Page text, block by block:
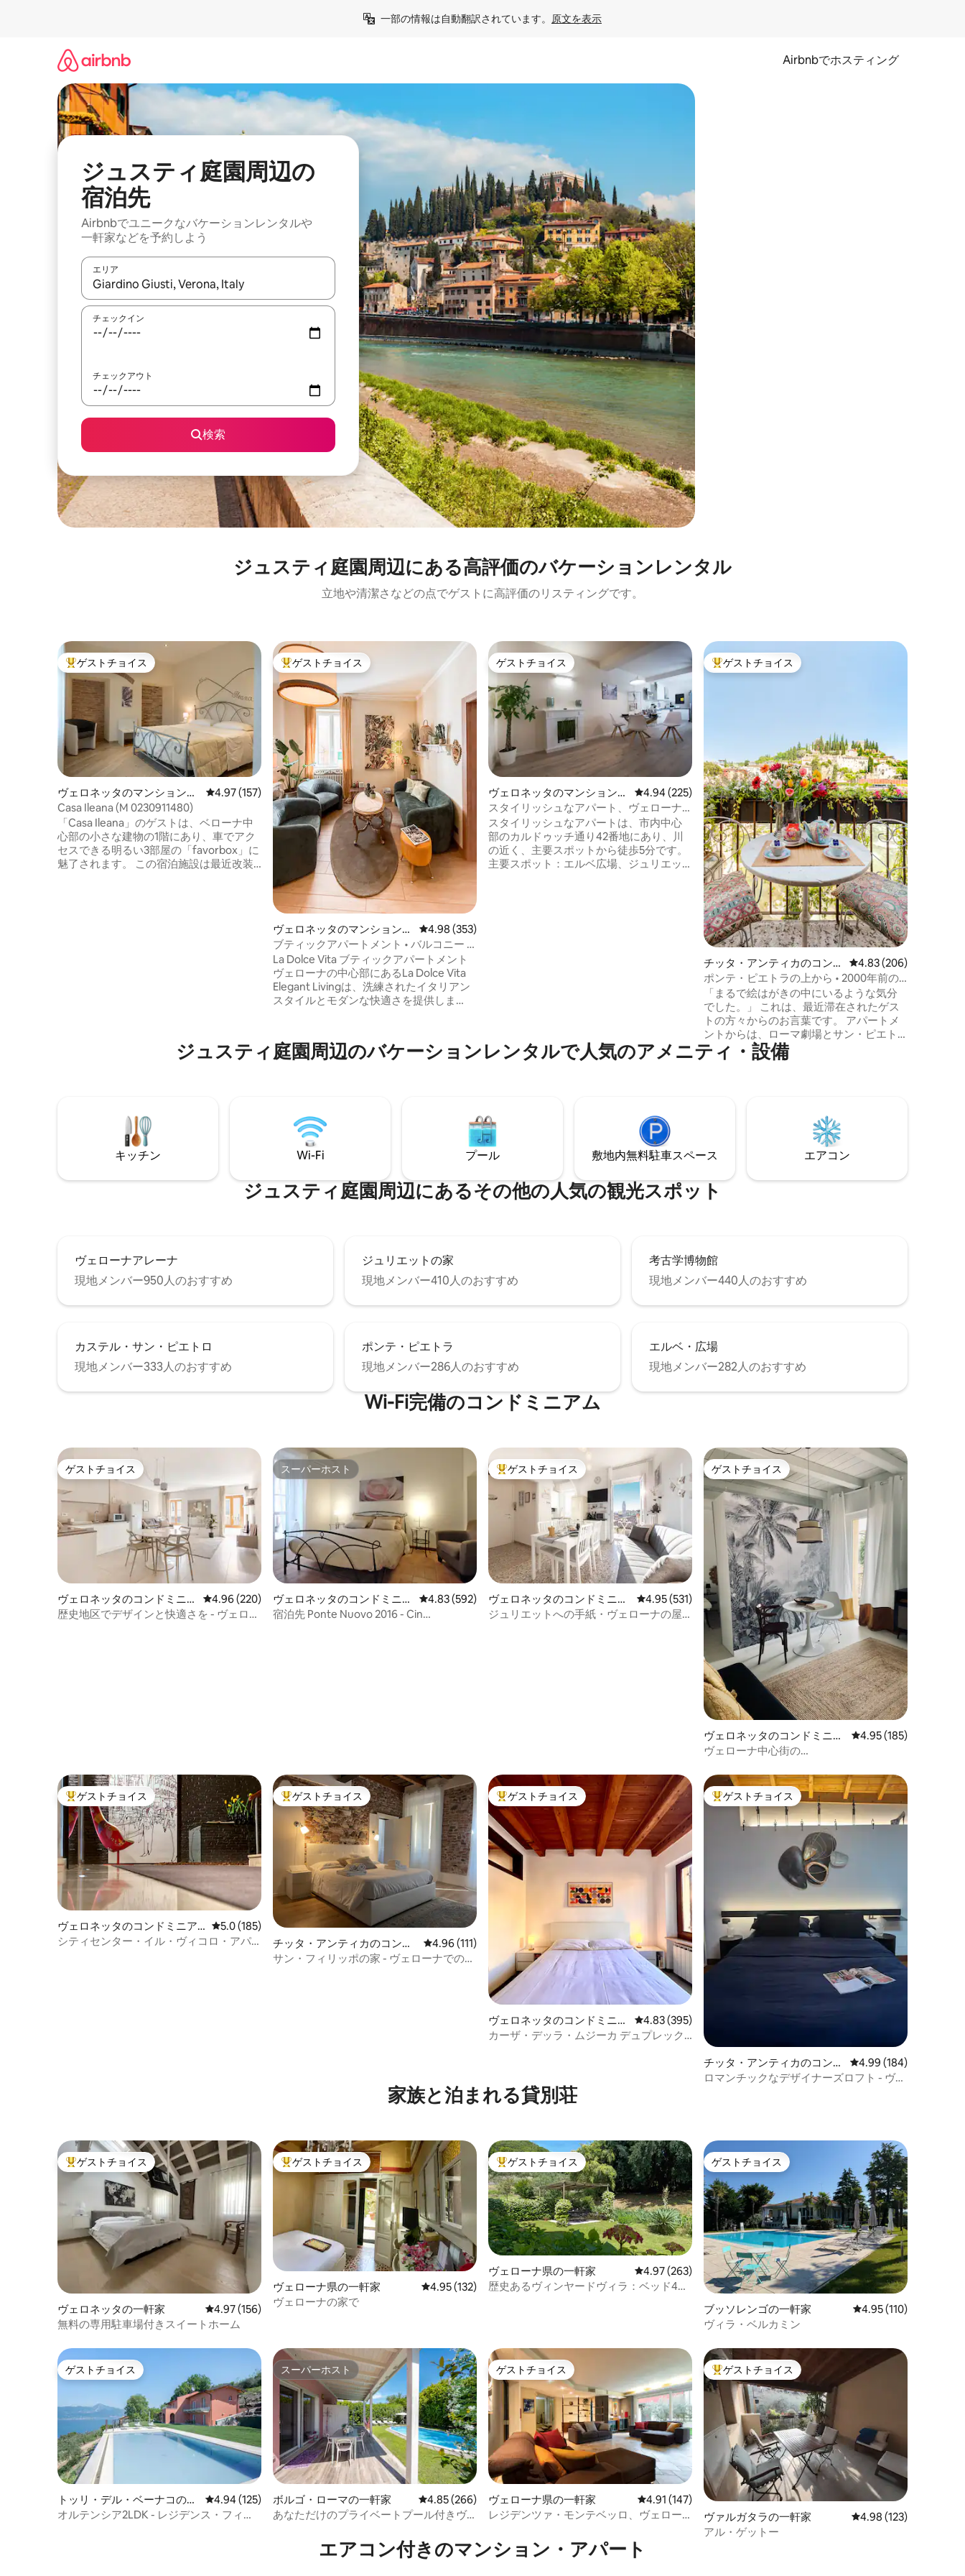
一部の情報は自動翻訳されています。 原文を表示
Airbnbでホスティング
ジュスティ庭園⁠周⁠辺⁠の
宿⁠泊⁠先
Airbnbでユニークなバ⁠ケ⁠ー⁠シ⁠ョ⁠ンレ⁠ン⁠タ⁠ルや
一⁠軒⁠家な⁠ど⁠を予⁠約⁠し⁠よ⁠う
エリア
検索結果が表示されたら、上下の矢印キーを使って移動するか、画面をタッチまたはスワイプして検索結果を確認することができます。
チェックイン
チェックアウト
検索
ジュスティ庭園⁠周⁠辺⁠に⁠あ⁠る高⁠評⁠価⁠のバ⁠ケ⁠ー⁠シ⁠ョ⁠ン⁠レ⁠ン⁠タ⁠ル
立地や清潔さなどの点でゲストに高評価のリスティングです。
大好評のゲストチョイスです。
ゲストチョイス
ヴェロネッタのマンション・
アパート
レビュー157件、5つ星中4.97つ星の平均評価
4.97 (157)
Casa Ileana (M 0230911480)
「Casa Ileana」のゲストは、ベローナ中
心部の小さな建物の1階にあり、車でアク
セスできる明るい3部屋の「favorbox」に
魅了されます。 この宿泊施設は最近改装
ゼーションエリア付きベッドルームがあ
ります。 この宿泊施設はZTLから約150メ
し、約50メートル先の「パークアイラン
ド」に駐車できます。 Ileanaさんはゲスト
を歓迎します。滞在を楽しくするために
必要に応じてサポートを提供します。
大好評のゲストチョイスです。
ゲストチョイス
ヴェロネッタのマンション・
アパート
レビュー353件、5つ星中4.98つ星の平均評価
4.98 (353)
ブティックアパートメント • バルコニー •
ピエトラデッキ
La Dolce Vita ブティックアパートメント
ヴェローナの中心部にあるLa Dolce Vita
Elegant Livingは、洗練されたイタリアン
スタイルとモダンな快適さを提供しま
アムな休息：5cmのメモリーフォームト
ッパーを備えたベッドルーム2室（うち1室
ります。 料金（出発時の現金支払い）： •
清掃料金：55ユーロ • 市税：1人1泊あたり
3.50ユーロ（最初の4泊分）。
ゲストチョイス
ゲストチョイス
ヴェロネッタのマンション・
アパート
レビュー225件、5つ星中4.94つ星の平均評価
4.94 (225)
スタイリッシュなアパート、ヴェローナ
中心部 023091-LOC-01879
スタイリッシュなアパートは、市内中心
部のカルドゥッチ通り42番地にあり、川
の近く、主要スポットから徒歩5分です。
主要スポット：エルベ広場、ジュリエッ
大好評のゲストチョイスです。
ゲストチョイス
チッタ・アンティカのコンド
ミニアム
レビュー206件、5つ星
4.83 (206)
ポンテ・ピエトラの上から • 2000年前の
ローマの橋 • 眺望
「まるで絵はがきの中にいるような気分
でした。」 これは、最近滞在されたゲス
トの方々からのお言葉です。 アパートメ
ントからは、ローマ劇場とサン・ピエト
ロ城の珍しい眺望を楽しめます。 広い窓
ガラスを通して、リビングから寝室、バ
行など、特別な瞬間のために、まさにこ
の景色を選ぶゲストがいるのは偶然では
ありません。 ヴェローナを満喫できる最
高の場所。
ジュスティ庭園⁠周⁠辺⁠のバ⁠ケ⁠ー⁠シ⁠ョ⁠ン⁠レ⁠ン⁠タ⁠ル⁠で人⁠気⁠のア⁠メ⁠ニ⁠テ⁠ィ⁠・⁠設⁠備
キッチン Wi-Fi プール 敷地内無料駐⁠車ス⁠ペ⁠ー⁠ス エアコン
ジュスティ庭園⁠周⁠辺⁠に⁠あ⁠るそ⁠の⁠他⁠の人⁠気⁠の観⁠光⁠ス⁠ポ⁠ッ⁠ト
ヴェローナアレーナ
現地メンバー950人のおすすめ
ジュリエットの家
現地メンバー410人のおすすめ
考古学博物館
現地メンバー440人のおすすめ
カステル・サン・ピエトロ
現地メンバー333人のおすすめ
ポンテ・ピエトラ
現地メンバー286人のおすすめ
エルベ・広場
現地メンバー282人のおすすめ
Wi-Fi完備のコンドミニアム
ゲストチョイス
ゲストチョイス
ヴェロネッタのコンドミニア
ム
レビュー220件、5つ星中4.96つ星の平均評価
4.96 (220)
歴史地区でデザインと快適さを - ヴェロネ
スーパーホスト
スーパーホスト
ヴェロネッタのコンドミニア
ム
レビュー592件、5つ星中4.83つ星の平均評価
4.83 (592)
宿泊先 Ponte Nuovo 2016 - Cin
大好評のゲストチョイスです。
ゲストチョイス
ヴェロネッタのコンドミニア
ム
レビュー531件、5つ星中4.95つ星の平均評価
4.95 (531)
ジュリエットへの手紙・ヴェローナの屋
ゲストチョイス
ゲストチョイス
ヴェロネッタのコンドミニア
ム
レビュー185件、5つ
4.95 (185)
ヴェローナ中心街の
大好評のゲストチョイスです。
ゲストチョイス
ヴェロネッタのコンドミニア
ム
レビュー185件、5つ星中5.0つ星の平均評価
5.0 (185)
シティセンター・イル・ヴィコロ・アパ
大好評のゲストチョイスです。
ゲストチョイス
チッタ・アンティカのコンド
ミニアム
レビュー111件、5つ星中4.96つ星の平均評価
4.96 (111)
サン・フィリッポの家 - ヴェローナでの甘
大好評のゲストチョイスです。
ゲストチョイス
ヴェロネッタのコンドミニア
ム
レビュー395件、5つ星中4.83つ星の平均評価
4.83 (395)
カーザ・デッラ・ムジーカ デュプレック
大好評のゲストチョイスです。
ゲストチョイス
チッタ・アンティカのコンド
ミニアム
レビュー184件、5つ
4.99 (184)
ロマンチックなデザイナーズロフト - ヴェ
家族と泊まれる貸別荘
大好評のゲストチョイスです。
ゲストチョイス
ヴェロネッタの一軒家 レビュー156件、5つ星中4.97つ星の平均評価
4.97 (156)
無料の専用駐車場付きスイートホーム
大好評のゲストチョイスです。
ゲストチョイス
ヴェローナ県の一軒家 レビュー132件、5つ星中4.95つ星の平均評価
4.95 (132)
ヴェローナの家で
大好評のゲストチョイスです。
ゲストチョイス
ヴェローナ県の一軒家 レビュー263件、5つ星中4.97つ星の平均評価
4.97 (263)
歴史あるヴィンヤードヴィラ：ベッド4
ゲストチョイス
ゲストチョイス
ブッソレンゴの一軒家 レビュー110件、5つ
4.95 (110)
ヴィラ・ベルカミン
ゲストチョイス
ゲストチョイス
トッリ・デル・ベーナコの一
軒家
レビュー125件、5つ星中4.94つ星の平均評価
4.94 (125)
オルテンシア2LDK - レジデンス・フィオ
スーパーホスト
スーパーホスト
ボルゴ・ローマの一軒家 レビュー266件、5つ星中4.85つ星の平均評価
4.85 (266)
あなただけのプライベートプール付きヴ
ゲストチョイス
ゲストチョイス
ヴェローナ県の一軒家 レビュー147件、5つ星中4.91つ星の平均評価
4.91 (147)
レジデンツァ・モンテベッロ、ヴェロー
大好評のゲストチョイスです。
ゲストチョイス
ヴァルガタラの一軒家 レビュー123件、5つ
4.98 (123)
アル・ゲットー
エアコン付きのマンション・アパート